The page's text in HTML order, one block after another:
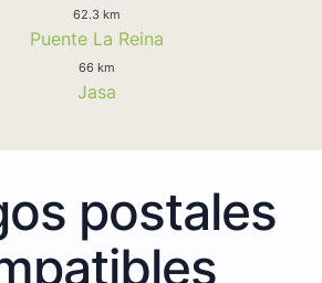
62.3 km
Puente La Reina
66 km
Jasa
postales